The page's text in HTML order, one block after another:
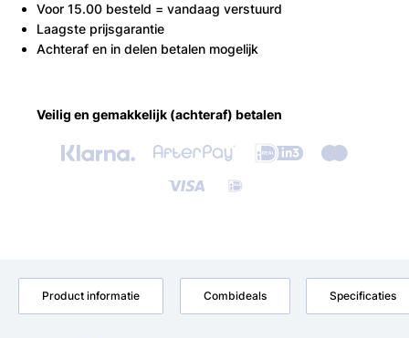
Voor 15.00 besteld = vandaag verstuurd
Laagste prijsgarantie
Achteraf en in delen betalen mogelijk
Veilig en gemakkelijk (achteraf) betalen
Product informatie Combideals Specificaties